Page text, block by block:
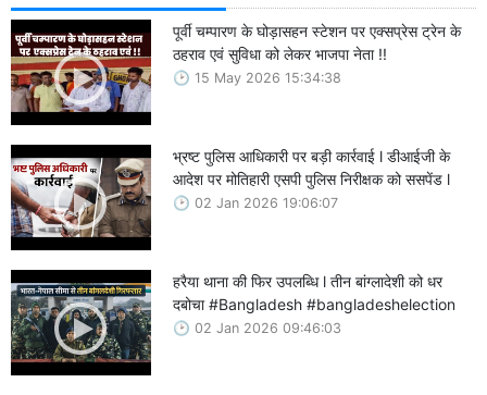
पूर्वी चम्पारण के घोड़ासहन स्टेशन पर एक्सप्रेस ट्रेन के
ठहराव एवं सुविधा को लेकर भाजपा नेता !!
15 May 2026 15:34:38
भ्रष्ट पुलिस आधिकारी पर बड़ी कार्रवाई l डीआईजी के
आदेश पर मोतिहारी एसपी पुलिस निरीक्षक को ससपेंड l
02 Jan 2026 19:06:07
हरैया थाना की फिर उपलब्धि l तीन बांग्लादेशी को धर
दबोचा #Bangladesh #bangladeshelection
02 Jan 2026 09:46:03